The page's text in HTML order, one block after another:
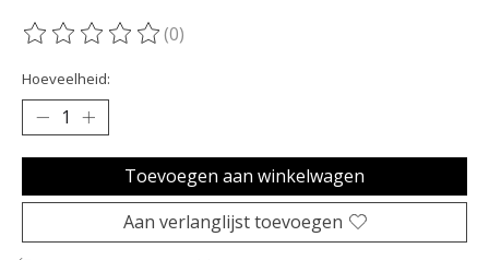
De beoordeling van dit product is
(0)
Hoeveelheid:
Toevoegen aan winkelwagen
Aan verlanglijst toevoegen